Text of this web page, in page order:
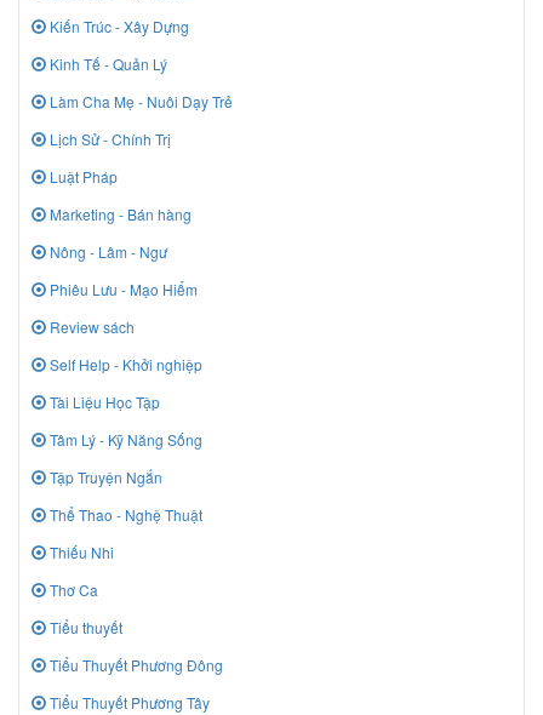
Kiến Trúc - Xây Dựng
Kinh Tế - Quản Lý
Làm Cha Mẹ - Nuôi Dạy Trẻ
Lịch Sử - Chính Trị
Luật Pháp
Marketing - Bán hàng
Nông - Lâm - Ngư
Phiêu Lưu - Mạo Hiểm
Review sách
Self Help - Khởi nghiệp
Tài Liệu Học Tập
Tâm Lý - Kỹ Năng Sống
Tập Truyện Ngắn
Thể Thao - Nghệ Thuật
Thiếu Nhi
Thơ Ca
Tiểu thuyết
Tiểu Thuyết Phương Đông
Tiểu Thuyết Phương Tây